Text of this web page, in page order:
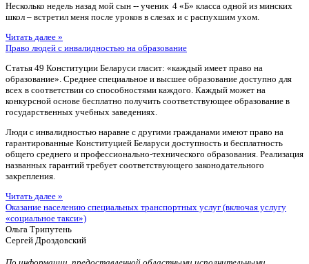
Несколько недель назад мой сын -- ученик 4 «Б» класса одной из минских
школ – встретил меня после уроков в слезах и с распухшим ухом.
Читать далее »
Право людей с инвалидностью на образование
Статья 49 Конституции Беларуси гласит: «каждый имеет право на
образование». Среднее специальное и высшее образование доступно для
всех в соответствии со способностями каждого. Каждый может на
конкурсной основе бесплатно получить соответствующее образование в
государственных учебных заведениях.
Люди с инвалидностью наравне с другими гражданами имеют право на
гарантированные Конституцией Беларуси доступность и бесплатность
общего среднего и профессионально-технического образования. Реализация
названных гарантий требует соответствующего законодательного
закрепления.
Читать далее »
Оказание населению специальных транспортных услуг (включая услугу
«социальное такси»)
Ольга Трипутень
Сергей Дроздовский